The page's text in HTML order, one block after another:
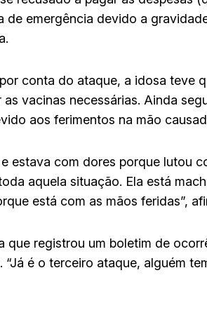
de emergência devido a
conta do ataque, a idosa teve
vacinas necessárias. Ainda
aos ferimentos na mão
estava com dores porque lutou
aquela situação. Ela está
está com as mãos feridas”,
que registrou um boletim de
é o terceiro ataque, alguém